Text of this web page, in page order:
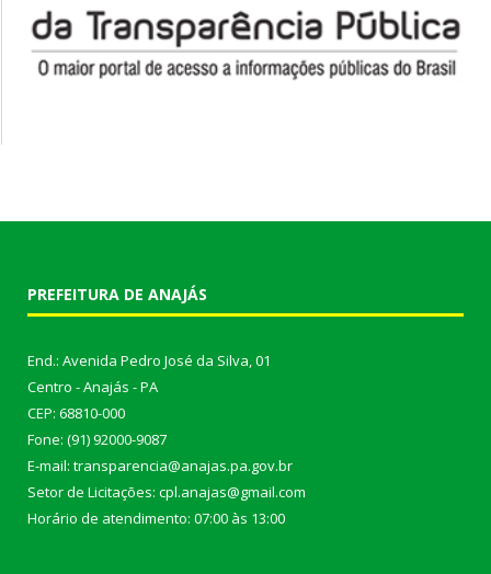
PREFEITURA DE ANAJÁS
End.: Avenida Pedro José da Silva, 01
Centro - Anajás - PA
CEP: 68810-000
Fone: (91) 92000-9087
E-mail: transparencia@anajas.pa.gov.br
Setor de Licitações: cpl.anajas@gmail.com
Horário de atendimento: 07:00 às 13:00